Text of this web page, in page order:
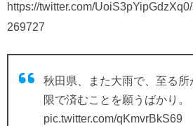
https://twitter.com/
269727
秋田県、また大雨で、至る
限で済むことを願うばかり。
pic.twitter.com/qKmvrBkS69